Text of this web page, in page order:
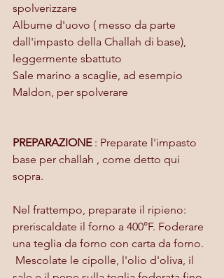
spolverizzare
Albume d'uovo ( messo da parte
dall'impasto della Challah di base),
leggermente sbattuto
Sale marino a scaglie, ad esempio
Maldon, per spolverare
PREPARAZIONE : Preparate l'impasto
base per challah , come detto qui
sopra.
Nel frattempo, preparate il ripieno:
preriscaldate il forno a 400°F. Foderare
una teglia da forno con carta da forno.
Mescolate le cipolle, l'olio d'oliva, il